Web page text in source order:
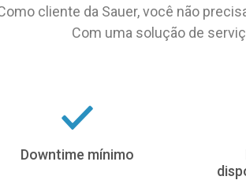
cliente da Sauer, você não
Com uma solução de
Downtime mínimo